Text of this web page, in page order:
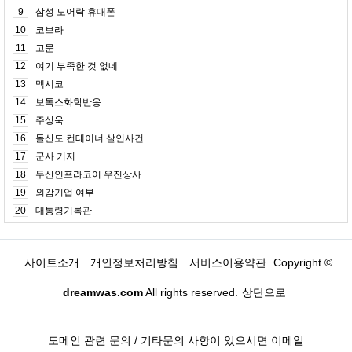
9
삼성 도어락 휴대폰
10
코브라
11
고문
12
여기 부족한 것 없네
13
멕시코
14
보톡스화학반응
15
주상욱
16
돌산도 컨테이너 살인사건
17
군사 기지
18
두산인프라코어 우진상사
19
외감기업 여부
20
대통령기록관
사이트소개 개인정보처리방침 서비스이용약관 Copyright ©
dreamwas.comAll rights reserved. 상단으로
도메인 관련 문의 / 기타문의 사항이 있으시면 이메일